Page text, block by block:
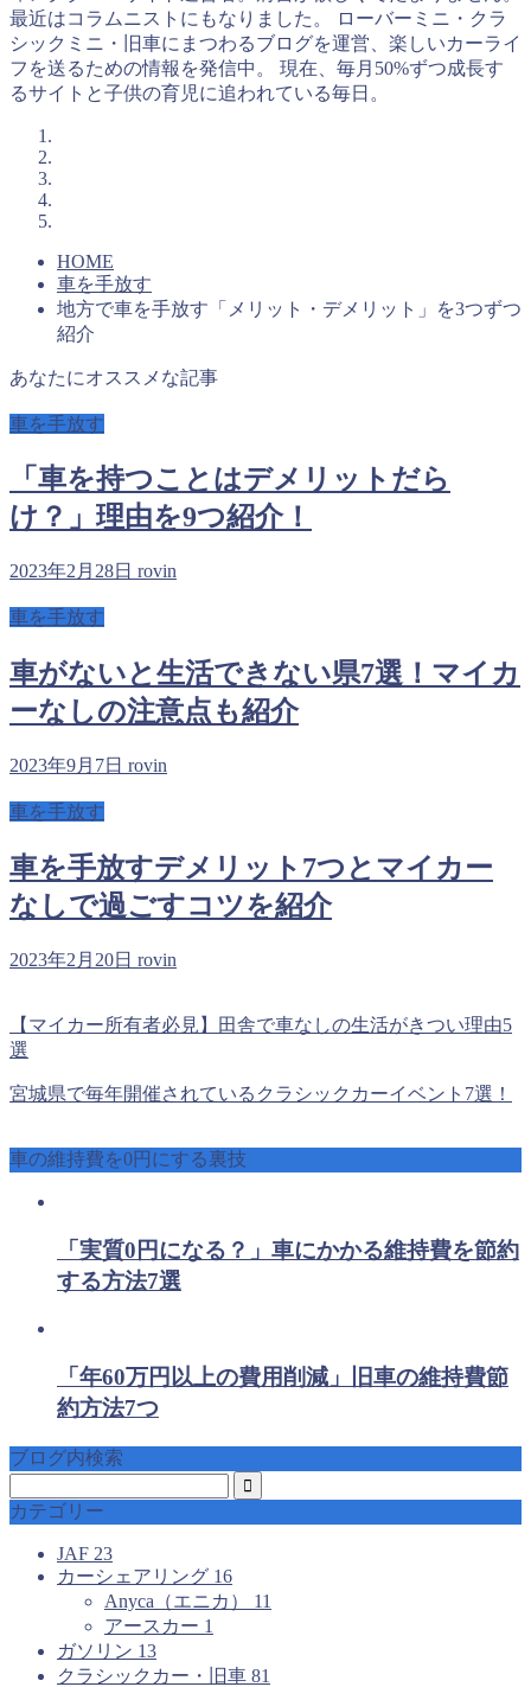
最近はコラムニストにもなりました。 ローバーミニ・クラ
シックミニ・旧車にまつわるブログを運営、楽しいカーライ
フを送るための情報を発信中。 現在、毎月50%ずつ成長す
るサイトと子供の育児に追われている毎日。
HOME
車を手放す
地方で車を手放す「メリット・デメリット」を3つずつ
紹介
あなたにオススメな記事
車を手放す
「車を持つことはデメリットだら
け？」理由を9つ紹介！
2023年2月28日 rovin
車を手放す
車がないと生活できない県7選！マイカ
ーなしの注意点も紹介
2023年9月7日 rovin
車を手放す
車を手放すデメリット7つとマイカー
なしで過ごすコツを紹介
2023年2月20日 rovin
【マイカー所有者必見】田舎で車なしの生活がきつい理由5
選
宮城県で毎年開催されているクラシックカーイベント7選！
車の維持費を0円にする裏技
「実質0円になる？」車にかかる維持費を節約
する方法7選
「年60万円以上の費用削減」旧車の維持費節
約方法7つ
ブログ内検索
カテゴリー
JAF 23
カーシェアリング 16
Anyca（エニカ） 11
アースカー 1
ガソリン 13
クラシックカー・旧車 81